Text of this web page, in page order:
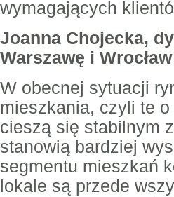
wymagających
Joanna Chojecka,
Warszawę i
W obecnej sytuacji
mieszkania, czyli te
cieszą się stabilnym
stanowią bardziej
segmentu mieszkań
lokale są przede